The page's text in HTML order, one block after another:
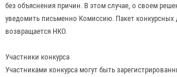
без объяснения причин. В этом случае, о своем
уведомить письменно Комиссию. Пакет конкурсных
возвращается НКО.
Участники конкурса
Участниками конкурса могут быть